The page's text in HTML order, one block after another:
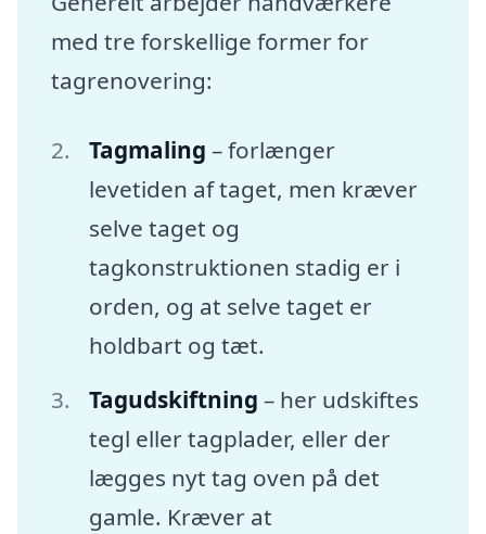
med tre forskellige former for
tagrenovering:
Tagmaling – forlænger
levetiden af taget, men kræver
selve taget og
tagkonstruktionen stadig er i
orden, og at selve taget er
holdbart og tæt.
Tagudskiftning – her udskiftes
tegl eller tagplader, eller der
lægges nyt tag oven på det
gamle. Kræver at